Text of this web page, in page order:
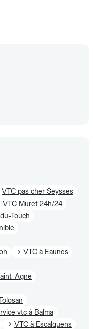
VTC pas cher Seysses
VTC Muret 24h/24
Touch
VTC à Eaunes
Agne
vtc à Balma
VTC à Escalquens